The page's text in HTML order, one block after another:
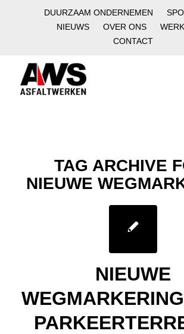
DUURZAAM ONDERNEMEN
NIEUWS
OVER ONS
CONTACT
TAG ARCHIVE
NIEUWE
NIEUWE